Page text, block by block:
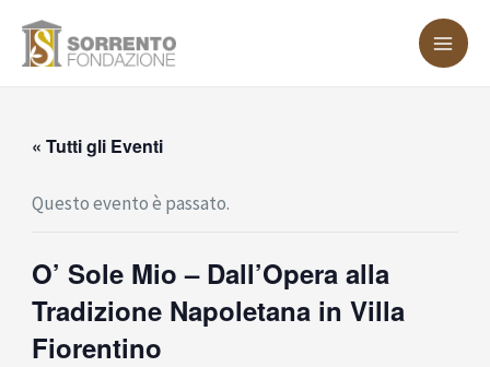
« Tutti gli Eventi
Questo evento è passato.
O’ Sole Mio – Dall’Opera alla
Tradizione Napoletana in Villa
Fiorentino